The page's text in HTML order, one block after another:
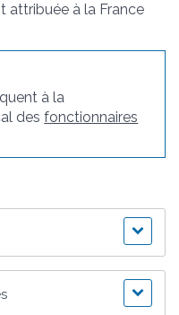
attribuée à la France
à la
desfonctionnaires